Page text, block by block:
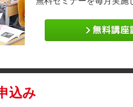
込み